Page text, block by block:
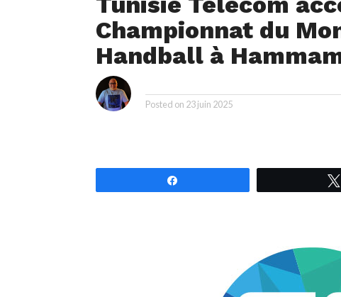
Championnat du
Handball à
Posted on 23 juin 2025